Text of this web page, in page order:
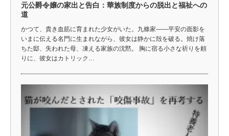
元公爵令嬢の家出と告白：華族制度からの脱出と福祉への
道
かつて、貴き血筋に育まれた少女がいた。九條家――平安の面影を
いまに伝える名門に生まれながら、彼女は静かに殻を破る。焼け落
ちた邸、失われた母、凍える家族の沈黙。 胸に宿る小さな祈りを頼
りに、彼女はカトリック…